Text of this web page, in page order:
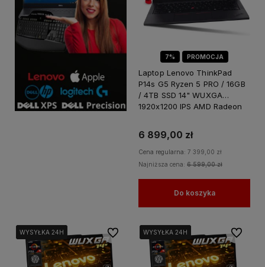
7% PROMOCJA
Laptop Lenovo ThinkPad
P14s G5 Ryzen 5 PRO / 16GB
/ 4TB SSD 14" WUXGA
1920x1200 IPS AMD Radeon
6 899,00 zł
Cena regularna: 7 399,00 zł
Najniższa cena: 6 599,00 zł
Do koszyka
WYSYŁKA 24H
WYSYŁKA 24H
WYSYŁKA 24H Do ulubionychWYSYŁKA 24H
WYSYŁKA 24H
WYSYŁKA 24H Do